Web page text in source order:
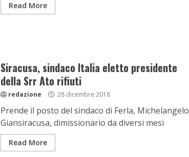
Read More
Siracusa, sindaco Italia eletto presidente
della Srr Ato rifiuti
redazione 28 dicembre 2018
Prende il posto del sindaco di Ferla, Michelangelo
Giansiracusa, dimissionario da diversi mesi
Read More